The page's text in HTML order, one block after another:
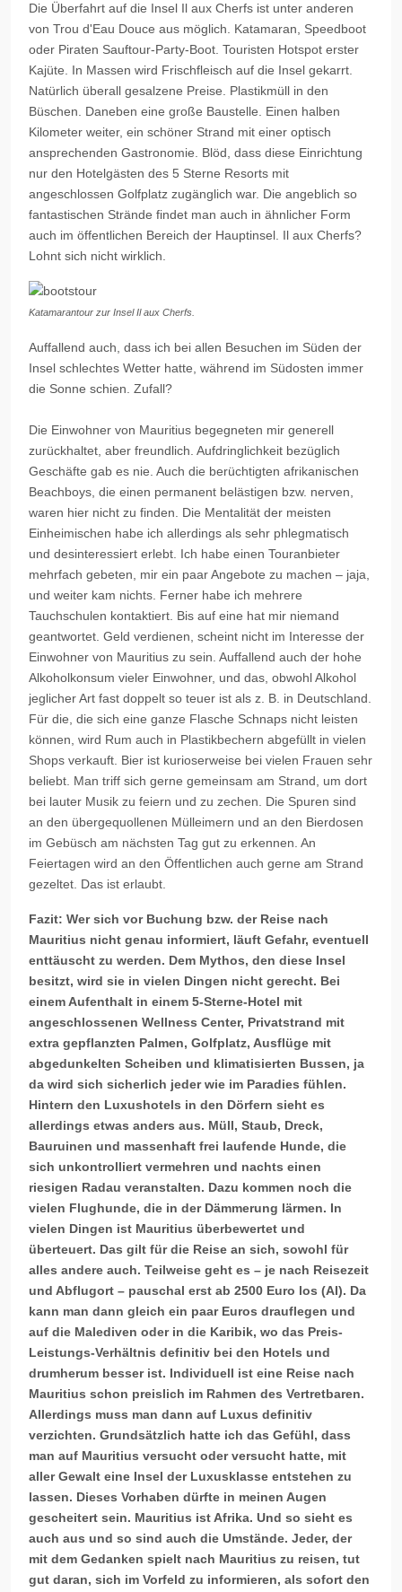
Die Überfahrt auf die Insel Il aux Cherfs ist unter anderen
von Trou d'Eau Douce aus möglich. Katamaran, Speedboot
oder Piraten Sauftour-Party-Boot. Touristen Hotspot erster
Kajüte. In Massen wird Frischfleisch auf die Insel gekarrt.
Natürlich überall gesalzene Preise. Plastikmüll in den
Büschen. Daneben eine große Baustelle. Einen halben
Kilometer weiter, ein schöner Strand mit einer optisch
ansprechenden Gastronomie. Blöd, dass diese Einrichtung
nur den Hotelgästen des 5 Sterne Resorts mit
angeschlossen Golfplatz zugänglich war. Die angeblich so
fantastischen Strände findet man auch in ähnlicher Form
auch im öffentlichen Bereich der Hauptinsel. Il aux Cherfs?
Lohnt sich nicht wirklich.
Katamarantour zur Insel Il aux Cherfs.
Auffallend auch, dass ich bei allen Besuchen im Süden der
Insel schlechtes Wetter hatte, während im Südosten immer
die Sonne schien. Zufall?
Die Einwohner von Mauritius begegneten mir generell
zurückhaltet, aber freundlich. Aufdringlichkeit bezüglich
Geschäfte gab es nie. Auch die berüchtigten afrikanischen
Beachboys, die einen permanent belästigen bzw. nerven,
waren hier nicht zu finden. Die Mentalität der meisten
Einheimischen habe ich allerdings als sehr phlegmatisch
und desinteressiert erlebt. Ich habe einen Touranbieter
mehrfach gebeten, mir ein paar Angebote zu machen – jaja
und weiter kam nichts. Ferner habe ich mehrere
Tauchschulen kontaktiert. Bis auf eine hat mir niemand
geantwortet. Geld verdienen, scheint nicht im Interesse der
Einwohner von Mauritius zu sein. Auffallend auch der hohe
Alkoholkonsum vieler Einwohner, und das, obwohl Alkohol
jeglicher Art fast doppelt so teuer ist als z. B. in Deutschland.
Für die, die sich eine ganze Flasche Schnaps nicht leisten
können, wird Rum auch in Plastikbechern abgefüllt in vielen
Shops verkauft. Bier ist kurioserweise bei vielen Frauen sehr
beliebt. Man triff sich gerne gemeinsam am Strand, um dort
bei lauter Musik zu feiern und zu zechen. Die Spuren sind
an den übergequollenen Mülleimern und an den Bierdosen
im Gebüsch am nächsten Tag gut zu erkennen. An
Feiertagen wird an den Öffentlichen auch gerne am Strand
gezeltet. Das ist erlaubt.
Fazit: Wer sich vor Buchung bzw. der Reise nach
Mauritius nicht genau informiert, läuft Gefahr, eventuell
enttäuscht zu werden. Dem Mythos, den diese Insel
besitzt, wird sie in vielen Dingen nicht gerecht. Bei
einem Aufenthalt in einem 5-Sterne-Hotel mit
angeschlossenen Wellness Center, Privatstrand mit
extra gepflanzten Palmen, Golfplatz, Ausflüge mit
abgedunkelten Scheiben und klimatisierten Bussen, ja
da wird sich sicherlich jeder wie im Paradies fühlen.
Hintern den Luxushotels in den Dörfern sieht es
allerdings etwas anders aus. Müll, Staub, Dreck,
Bauruinen und massenhaft frei laufende Hunde, die
sich unkontrolliert vermehren und nachts einen
riesigen Radau veranstalten. Dazu kommen noch die
vielen Flughunde, die in der Dämmerung lärmen. In
vielen Dingen ist Mauritius überbewertet und
überteuert. Das gilt für die Reise an sich, sowohl für
alles andere auch. Teilweise geht es – je nach Reisezeit
und Abflugort – pauschal erst ab 2500 Euro los (AI). Da
kann man dann gleich ein paar Euros drauflegen und
auf die Malediven oder in die Karibik, wo das Preis-
Leistungs-Verhältnis definitiv bei den Hotels und
drumherum besser ist. Individuell ist eine Reise nach
Mauritius schon preislich im Rahmen des Vertretbaren.
Allerdings muss man dann auf Luxus definitiv
verzichten. Grundsätzlich hatte ich das Gefühl, dass
man auf Mauritius versucht oder versucht hatte, mit
aller Gewalt eine Insel der Luxusklasse entstehen zu
lassen. Dieses Vorhaben dürfte in meinen Augen
gescheitert sein. Mauritius ist Afrika. Und so sieht es
auch aus und so sind auch die Umstände. Jeder, der
mit dem Gedanken spielt nach Mauritius zu reisen, tut
gut daran, sich im Vorfeld zu informieren, als sofort den